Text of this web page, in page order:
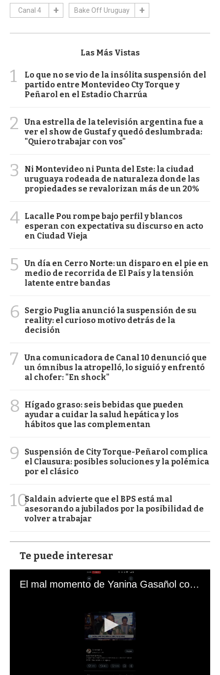
Canal 4 Bake Off Uruguay
Las Más Vistas
1
Lo que no se vio de la insólita suspensión del
partido entre Montevideo Cty Torque y
Peñarol en el Estadio Charrúa
2
Una estrella de la televisión argentina fue a
ver el show de Gustaf y quedó deslumbrada:
"Quiero trabajar con vos"
3
Ni Montevideo ni Punta del Este: la ciudad
uruguaya rodeada de naturaleza donde las
propiedades se revalorizan más de un 20%
4 Lacalle Pou rompe bajo perfil y blancos
esperan con expectativa su discurso en acto
en Ciudad Vieja
5
Un día en Cerro Norte: un disparo en el pie en
medio de recorrida de El País y la tensión
latente entre bandas
6
Sergio Puglia anunció la suspensión de su
reality: el curioso motivo detrás de la
decisión
7
Una comunicadora de Canal 10 denunció que
un ómnibus la atropelló, lo siguió y enfrentó
al chofer: "En shock"
8
Hígado graso: seis bebidas que pueden
ayudar a cuidar la salud hepática y los
hábitos que las complementan
9
Suspensión de City Torque-Peñarol complica
el Clausura: posibles soluciones y la polémica
por el clásico
10Saldain advierte que el BPS está mal
asesorando a jubilados por la posibilidad de
volver a trabajar
Te puede interesar
El mal momento de Yanina Gasañol con un hincha argentino en "Subrayado"